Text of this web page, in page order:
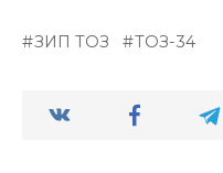
ЗИП ТОЗ ТОЗ-34